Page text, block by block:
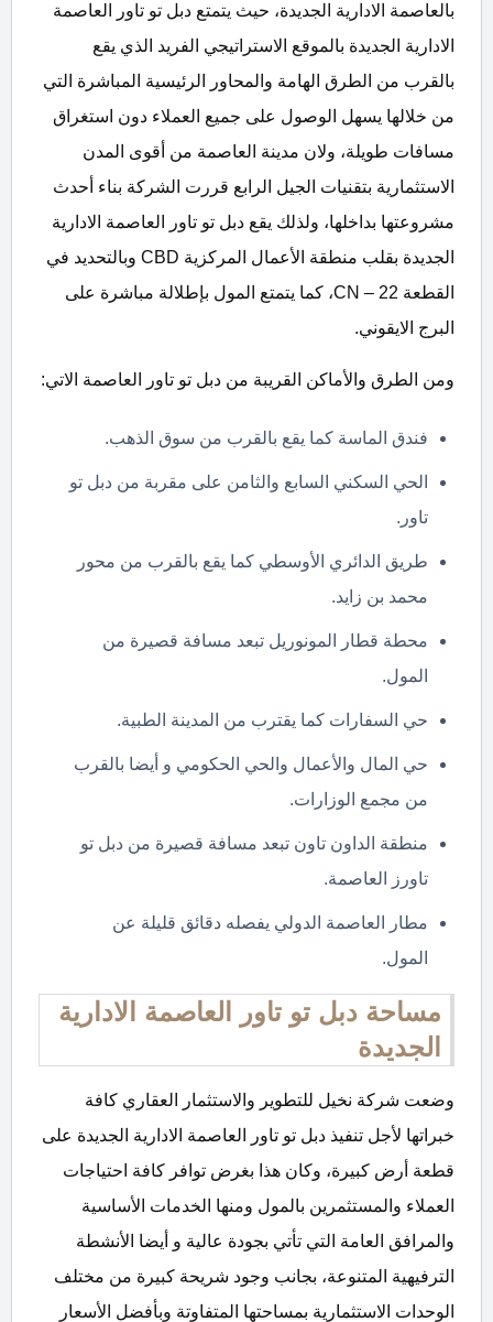
بالعاصمة الادارية الجديدة، حيث يتمتع دبل تو تاور العاصمة
الادارية الجديدة بالموقع الاستراتيجي الفريد الذي يقع
بالقرب من الطرق الهامة والمحاور الرئيسية المباشرة التي
من خلالها يسهل الوصول على جميع العملاء دون استغراق
مسافات طويلة، ولان مدينة العاصمة من أقوى المدن
الاستثمارية بتقنيات الجيل الرابع قررت الشركة بناء أحدث
مشروعتها بداخلها، ولذلك يقع دبل تو تاور العاصمة الادارية
الجديدة بقلب منطقة الأعمال المركزية CBD وبالتحديد في
القطعة CN – 22، كما يتمتع المول بإطلالة مباشرة على
البرج الايقوني.
ومن الطرق والأماكن القريبة من دبل تو تاور العاصمة الاتي:
فندق الماسة كما يقع بالقرب من سوق الذهب.
الحي السكني السابع والثامن على مقربة من دبل تو
تاور.
طريق الدائري الأوسطي كما يقع بالقرب من محور
محمد بن زايد.
محطة قطار المونوريل تبعد مسافة قصيرة من
المول.
حي السفارات كما يقترب من المدينة الطبية.
حي المال والأعمال والحي الحكومي و أيضا بالقرب
من مجمع الوزارات.
منطقة الداون تاون تبعد مسافة قصيرة من دبل تو
تاورز العاصمة.
مطار العاصمة الدولي يفصله دقائق قليلة عن
المول.
مساحة دبل تو تاور العاصمة الادارية
الجديدة
وضعت شركة نخيل للتطوير والاستثمار العقاري كافة
خبراتها لأجل تنفيذ دبل تو تاور العاصمة الادارية الجديدة على
قطعة أرض كبيرة، وكان هذا بغرض توافر كافة احتياجات
العملاء والمستثمرين بالمول ومنها الخدمات الأساسية
والمرافق العامة التي تأتي بجودة عالية و أيضا الأنشطة
الترفيهية المتنوعة، بجانب وجود شريحة كبيرة من مختلف
الوحدات الاستثمارية بمساحتها المتفاوتة وبأفضل الأسعار